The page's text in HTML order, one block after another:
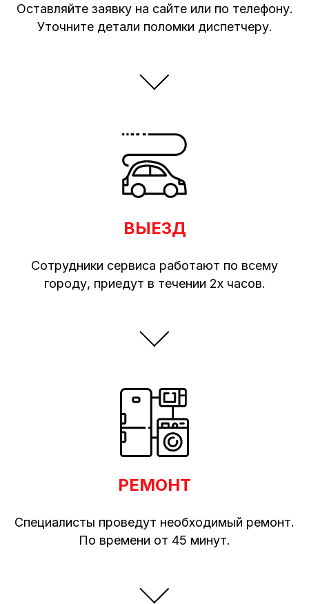
Оставляйте заявку на сайте или по телефону.
Уточните детали поломки диспетчеру.
ВЫЕЗД
Сотрудники сервиса работают по всему
городу, приедут в течении 2х часов.
РЕМОНТ
Специалисты проведут необходимый ремонт.
По времени от 45 минут.